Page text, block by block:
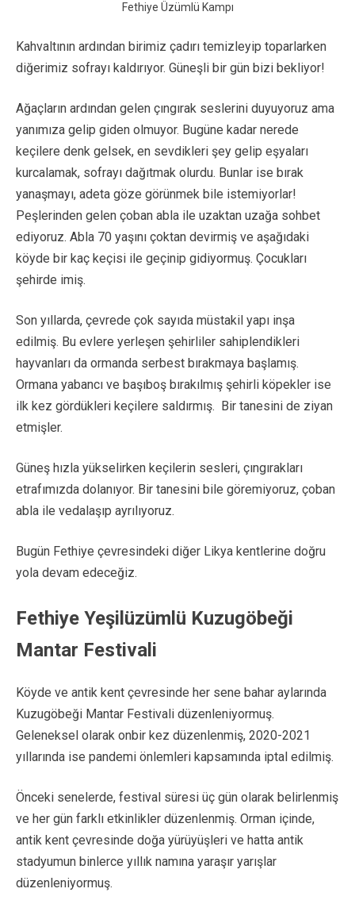
Fethiye Üzümlü Kampı
Kahvaltının ardından birimiz çadırı temizleyip toparlarken
diğerimiz sofrayı kaldırıyor. Güneşli bir gün bizi bekliyor!
Ağaçların ardından gelen çıngırak seslerini duyuyoruz ama
yanımıza gelip giden olmuyor. Bugüne kadar nerede
keçilere denk gelsek, en sevdikleri şey gelip eşyaları
kurcalamak, sofrayı dağıtmak olurdu. Bunlar ise bırak
yanaşmayı, adeta göze görünmek bile istemiyorlar!
Peşlerinden gelen çoban abla ile uzaktan uzağa sohbet
ediyoruz. Abla 70 yaşını çoktan devirmiş ve aşağıdaki
köyde bir kaç keçisi ile geçinip gidiyormuş. Çocukları
şehirde imiş.
Son yıllarda, çevrede çok sayıda müstakil yapı inşa
edilmiş. Bu evlere yerleşen şehirliler sahiplendikleri
hayvanları da ormanda serbest bırakmaya başlamış.
Ormana yabancı ve başıboş bırakılmış şehirli köpekler ise
ilk kez gördükleri keçilere saldırmış. Bir tanesini de ziyan
etmişler.
Güneş hızla yükselirken keçilerin sesleri, çıngırakları
etrafımızda dolanıyor. Bir tanesini bile göremiyoruz, çoban
abla ile vedalaşıp ayrılıyoruz.
Bugün Fethiye çevresindeki diğer Likya kentlerine doğru
yola devam edeceğiz.
Fethiye Yeşilüzümlü Kuzugöbeği
Mantar Festivali
Köyde ve antik kent çevresinde her sene bahar aylarında
Kuzugöbeği Mantar Festivali düzenleniyormuş.
Geleneksel olarak onbir kez düzenlenmiş, 2020-2021
yıllarında ise pandemi önlemleri kapsamında iptal edilmiş.
Önceki senelerde, festival süresi üç gün olarak belirlenmiş
ve her gün farklı etkinlikler düzenlenmiş. Orman içinde,
antik kent çevresinde doğa yürüyüşleri ve hatta antik
stadyumun binlerce yıllık namına yaraşır yarışlar
düzenleniyormuş.